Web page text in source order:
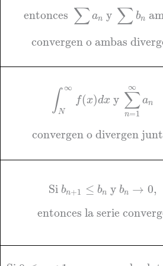
entonces ∑ an y ∑ bn
entonces∑ ∑bn
convergen o ambas
convergen o ambas
∫ ∞
N
f(x)dx y
∞
∑
n=1
an
N∞f =1
convergen o divergen
convergen o divergen
Si bn+1 ≤ bn y bn → 0,
Si 1≤ b yb → 0,
entonces la serie
entonces la serie